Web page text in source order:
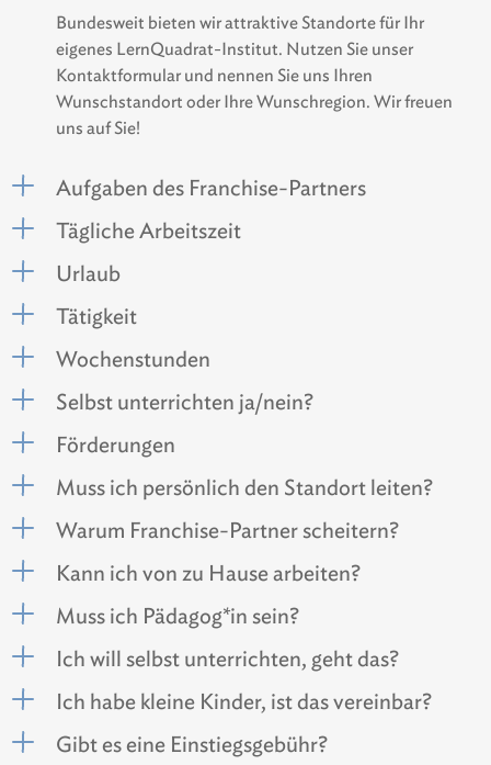
Bundesweit bieten wir attraktive Standorte für Ihr
eigenes LernQuadrat-Institut. Nutzen Sie unser
Kontaktformular und nennen Sie uns Ihren
Wunschstandort oder Ihre Wunschregion. Wir freuen
uns auf Sie!
Aufgaben des Franchise-Partners
Tägliche Arbeitszeit
Urlaub
Tätigkeit
Wochenstunden
Selbst unterrichten ja/nein?
Förderungen
Muss ich persönlich den Standort leiten?
Warum Franchise-Partner scheitern?
Kann ich von zu Hause arbeiten?
Muss ich Pädagog*in sein?
Ich will selbst unterrichten, geht das?
Ich habe kleine Kinder, ist das vereinbar?
Gibt es eine Einstiegsgebühr?